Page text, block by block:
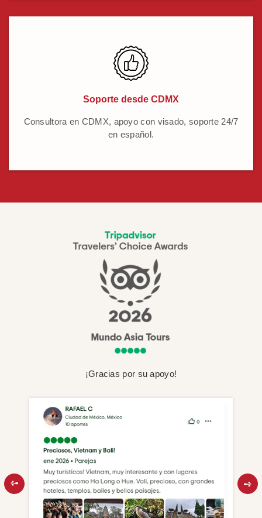
Soporte desde CDMX
Consultora en CDMX, apoyo con visado, soporte 24/7
en español.
¡Gracias por su apoyo!